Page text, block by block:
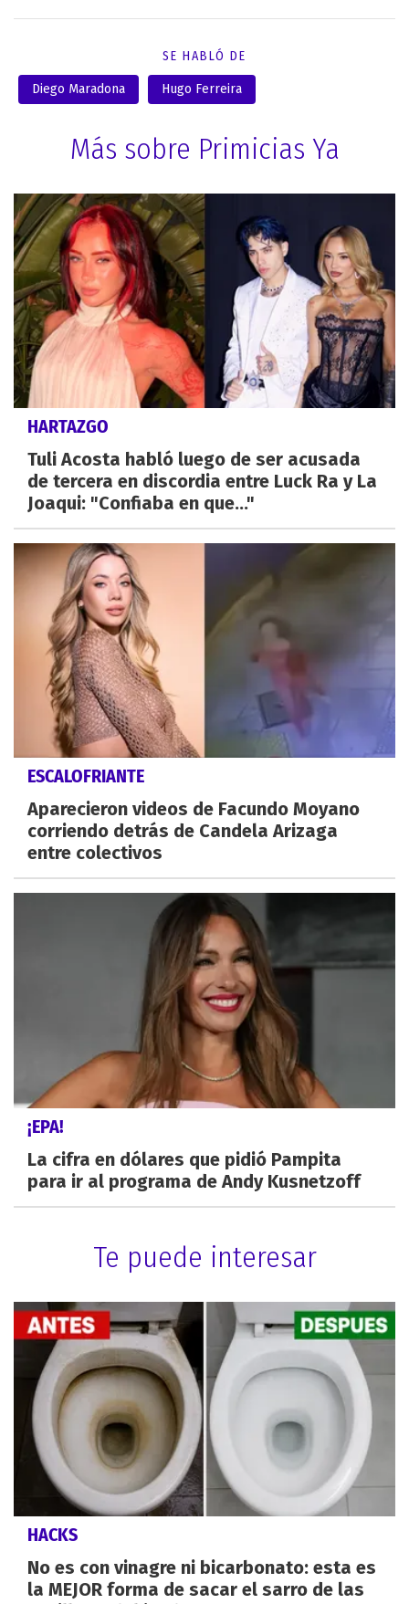
SE HABLÓ DE
Diego Maradona Hugo Ferreira
Más sobre Primicias Ya
HARTAZGO
Tuli Acosta habló luego de ser acusada
de tercera en discordia entre Luck Ra y La
Joaqui: "Confiaba en que..."
ESCALOFRIANTE
Aparecieron videos de Facundo Moyano
corriendo detrás de Candela Arizaga
entre colectivos
¡EPA!
La cifra en dólares que pidió Pampita
para ir al programa de Andy Kusnetzoff
Te puede interesar
HACKS
No es con vinagre ni bicarbonato: esta es
la MEJOR forma de sacar el sarro de las